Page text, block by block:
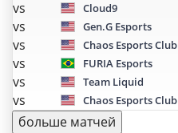
vs
Cloud9
vs
Gen.G Esports
vs
Chaos Esports Club
vs
FURIA Esports
vs
Team Liquid
vs
Chaos Esports Club
больше матчей